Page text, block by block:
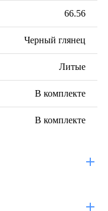
66.56
Черный глянец
Литые
В комплекте
В комплекте